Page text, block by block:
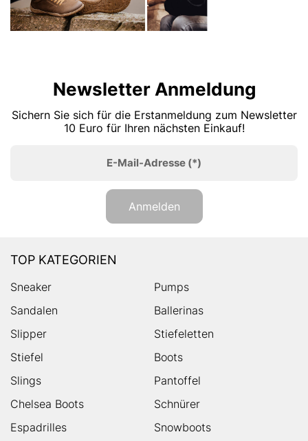
Newsletter Anmeldung
Sichern Sie sich für die Erstanmeldung zum Newsletter
10 Euro für Ihren nächsten Einkauf!
E-Mail-Adresse (*)
Anmelden
TOP KATEGORIEN
Sneaker
Pumps
Sandalen
Ballerinas
Slipper
Stiefeletten
Stiefel
Boots
Slings
Pantoffel
Chelsea Boots
Schnürer
Espadrilles
Snowboots